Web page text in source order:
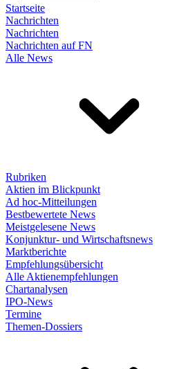
Startseite
Nachrichten
Nachrichten
Nachrichten auf FN
Alle News
Rubriken
Aktien im Blickpunkt
Ad hoc-Mitteilungen
Bestbewertete News
Meistgelesene News
Konjunktur- und Wirtschaftsnews
Marktberichte
Empfehlungsübersicht
Alle Aktienempfehlungen
Chartanalysen
IPO-News
Termine
Themen-Dossiers